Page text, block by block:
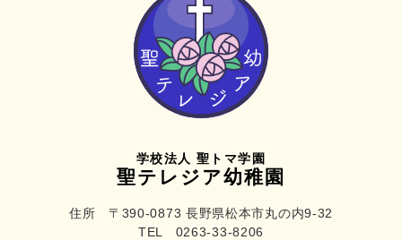
学校法人 聖トマ学園
聖テレジア幼稚園
住所 〒390-0873 長野県松本市丸の内9-32
TEL 0263-33-8206